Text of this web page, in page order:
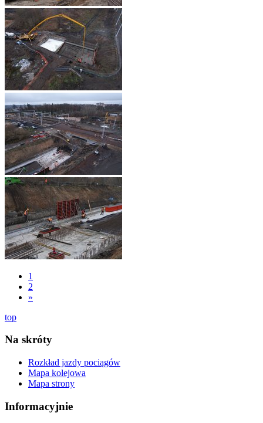
1
2
»
top
Na skróty
Rozkład jazdy pociągów
Mapa kolejowa
Mapa strony
Informacyjnie